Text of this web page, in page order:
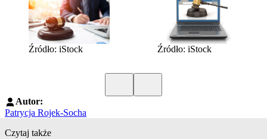
Źródło: iStock Źródło: iStock
Autor:
Patrycja Rojek-Socha
Czytaj także